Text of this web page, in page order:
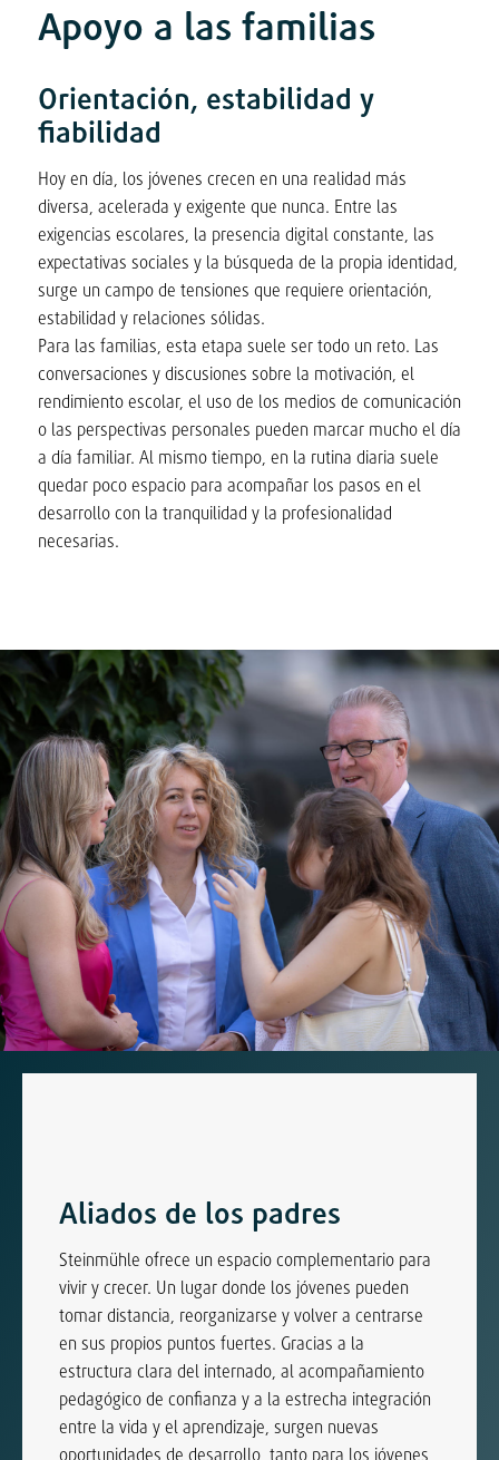
Apoyo a las familias
Orientación, estabilidad y
fiabilidad
Hoy en día, los jóvenes crecen en una realidad más
diversa, acelerada y exigente que nunca. Entre las
exigencias escolares, la presencia digital constante, las
expectativas sociales y la búsqueda de la propia identidad,
surge un campo de tensiones que requiere orientación,
estabilidad y relaciones sólidas.
Para las familias, esta etapa suele ser todo un reto. Las
conversaciones y discusiones sobre la motivación, el
rendimiento escolar, el uso de los medios de comunicación
o las perspectivas personales pueden marcar mucho el día
a día familiar. Al mismo tiempo, en la rutina diaria suele
quedar poco espacio para acompañar los pasos en el
desarrollo con la tranquilidad y la profesionalidad
necesarias.
Aliados de los padres
Steinmühle ofrece un espacio complementario para
vivir y crecer. Un lugar donde los jóvenes pueden
tomar distancia, reorganizarse y volver a centrarse
en sus propios puntos fuertes. Gracias a la
estructura clara del internado, al acompañamiento
pedagógico de confianza y a la estrecha integración
entre la vida y el aprendizaje, surgen nuevas
oportunidades de desarrollo, tanto para los jóvenes